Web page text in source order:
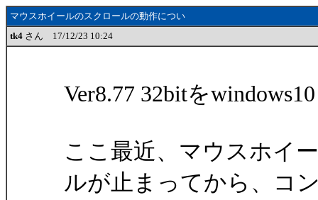
マウスホイールのスクロールの動作につい
tk4 さん 17/12/23 10:24
Ver8.77 32bitを
ここ最近、マウスホイ
ルが止まってから、コ